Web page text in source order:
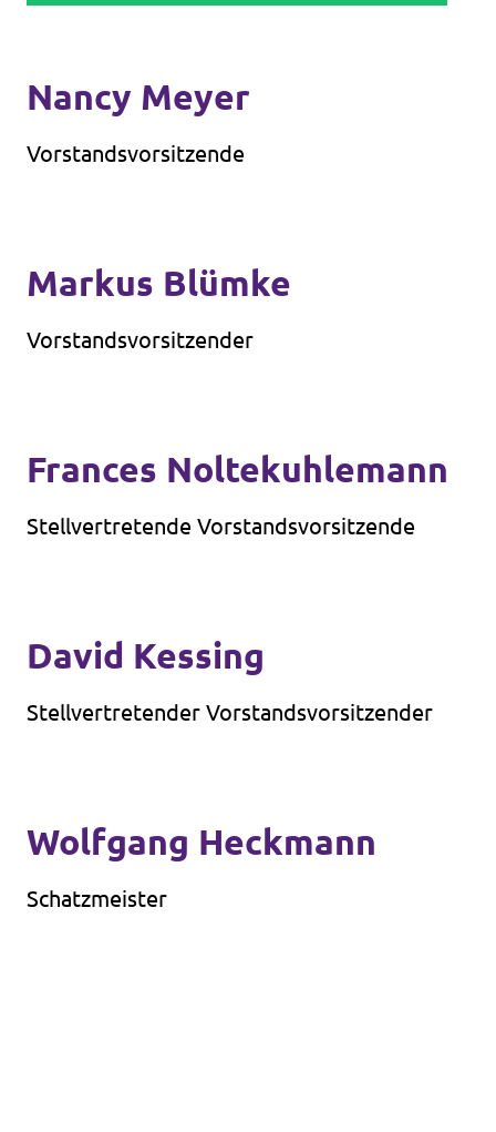
Nancy Meyer
Vorstandsvorsitzende
Markus Blümke
Vorstandsvorsitzender
Frances Noltekuhlemann
Stellvertretende Vorstandsvorsitzende
David Kessing
Stellvertretender Vorstandsvorsitzender
Wolfgang Heckmann
Schatzmeister